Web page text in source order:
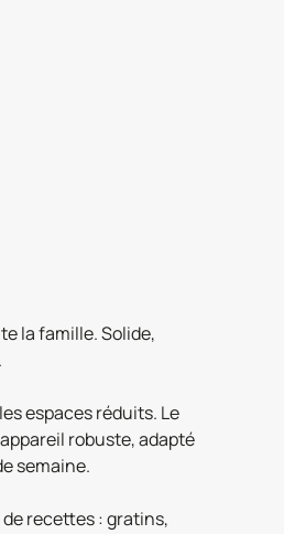
la famille. Solide,
espaces réduits. Le
robuste, adapté
semaine.
recettes : gratins,